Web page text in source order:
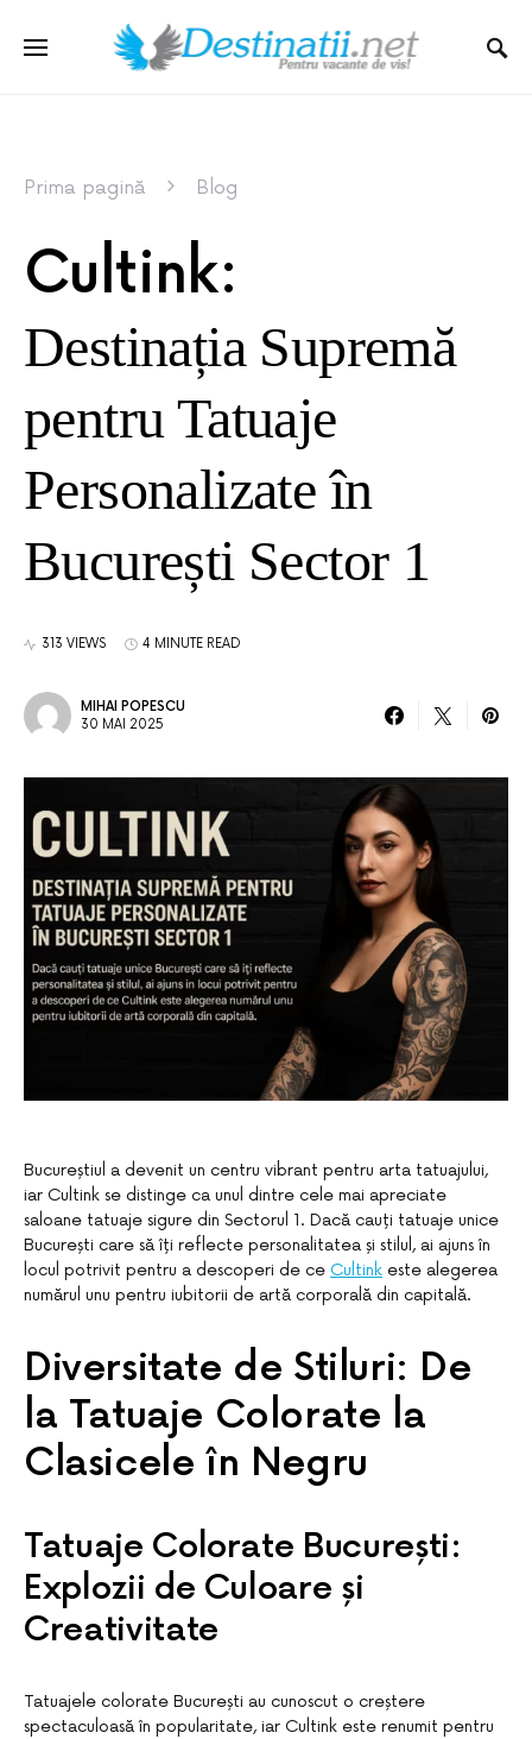
Prima pagină Blog
Cultink:
Destinația Supremă
pentru Tatuaje
Personalizate în
București Sector 1
313 VIEWS 4 MINUTE READ
MIHAI POPESCU
30 MAI 2025
Bucureștiul a devenit un centru vibrant pentru arta tatuajului,
iar Cultink se distinge ca unul dintre cele mai apreciate
saloane tatuaje sigure din Sectorul 1. Dacă cauți tatuaje unice
București care să îți reflecte personalitatea și stilul, ai ajuns în
locul potrivit pentru a descoperi de ce Cultink este alegerea
numărul unu pentru iubitorii de artă corporală din capitală.
Diversitate de Stiluri: De
la Tatuaje Colorate la
Clasicele în Negru
Tatuaje Colorate București:
Explozii de Culoare și
Creativitate
Tatuajele colorate București au cunoscut o creștere
spectaculoasă în popularitate, iar Cultink este renumit pentru